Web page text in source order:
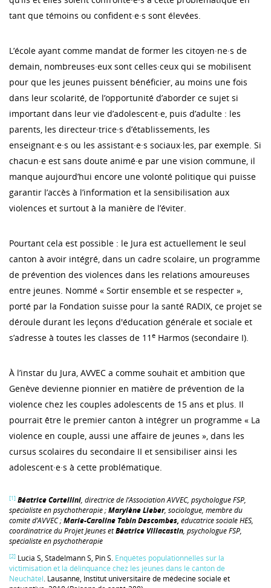
tant que témoins ou confident·e·s sont élevées.
L’école ayant comme mandat de former les citoyen·ne·s de
demain, nombreuses·eux sont celles·ceux qui se mobilisent
pour que les jeunes puissent bénéficier, au moins une fois
dans leur scolarité, de l’opportunité d’aborder ce sujet si
important dans leur vie d’adolescent·e, puis d’adulte : les
parents, les directeur·trice·s d’établissements, les
enseignant·e·s ou les assistant·e·s sociaux·les, par exemple. Si
chacun·e est sans doute animé·e par une vision commune, il
manque aujourd’hui encore une volonté politique qui puisse
garantir l’accès à l’information et la sensibilisation aux
violences et surtout à la manière de l’éviter.
Pourtant cela est possible : le Jura est actuellement le seul
canton à avoir intégré, dans un cadre scolaire, un programme
de prévention des violences dans les relations amoureuses
entre jeunes. Nommé « Sortir ensemble et se respecter »,
porté par la Fondation suisse pour la santé RADIX, ce projet se
déroule durant les leçons d'éducation générale et sociale et
s’adresse à toutes les classes de 11 e Harmos (secondaire I).
À l’instar du Jura, AVVEC a comme souhait et ambition que
Genève devienne pionnier en matière de prévention de la
violence chez les couples adolescents de 15 ans et plus. Il
pourrait être le premier canton à intégrer un programme « La
violence en couple, aussi une affaire de jeunes », dans les
cursus scolaires du secondaire II et sensibiliser ainsi les
adolescent·e·s à cette problématique.
[1] Béatrice Cortellini, directrice de l’Association AVVEC, psychologue FSP,
spécialiste en psychothérapie ;Marylène Lieber, sociologue, membre du
comité d’AVVEC ;Marie-Caroline Tabin Descombes, éducatrice sociale HES,
coordinatrice du Projet Jeunes etBéatrice Villacastin, psychologue FSP,
spécialiste en psychothérapie
[2] Lucia S, Stadelmann S, Pin S. Enquêtes populationnelles sur la
victimisation et la délinquance chez les jeunes dans le canton de
Neuchâtel. Lausanne, Institut universitaire de médecine sociale et